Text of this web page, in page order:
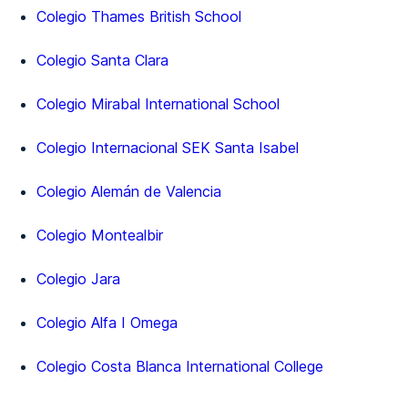
Colegio Thames British School
Colegio Santa Clara
Colegio Mirabal International School
Colegio Internacional SEK Santa Isabel
Colegio Alemán de Valencia
Colegio Montealbir
Colegio Jara
Colegio Alfa I Omega
Colegio Costa Blanca International College